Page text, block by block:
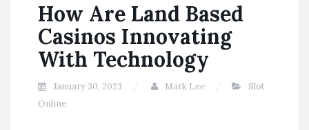
How Are Land Based
Casinos Innovating
With Technology
January 30, 2023 Mark Lee
Slot
Online